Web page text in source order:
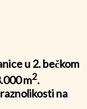
u 2. bečkom
m2.
na